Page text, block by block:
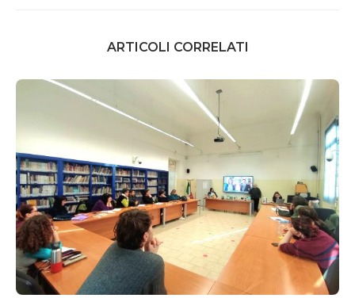
ARTICOLI CORRELATI